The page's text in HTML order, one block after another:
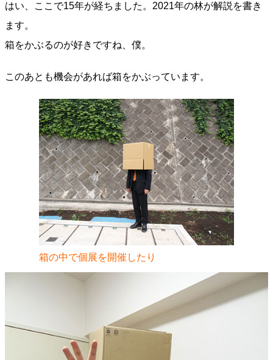
はい、ここで15年が経ちました。2021年の林が解説を書き
ます。
箱をかぶるのが好きですね、僕。
このあとも機会があれば箱をかぶっています。
箱の中で個展を開催したり